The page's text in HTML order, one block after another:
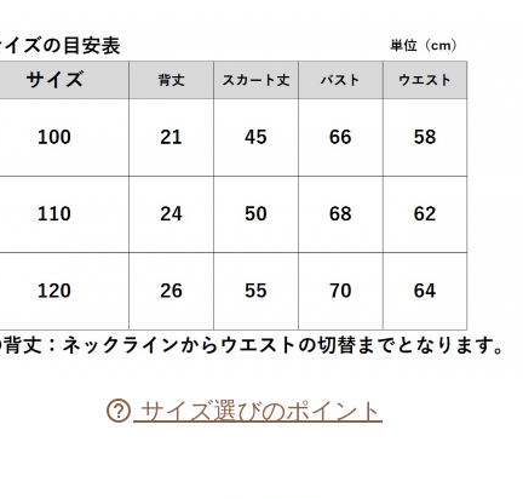
 サイズ選びのポイント